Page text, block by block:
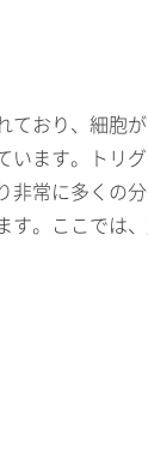
おり、細胞
ます。トリ
常に多くの分
。ここでは